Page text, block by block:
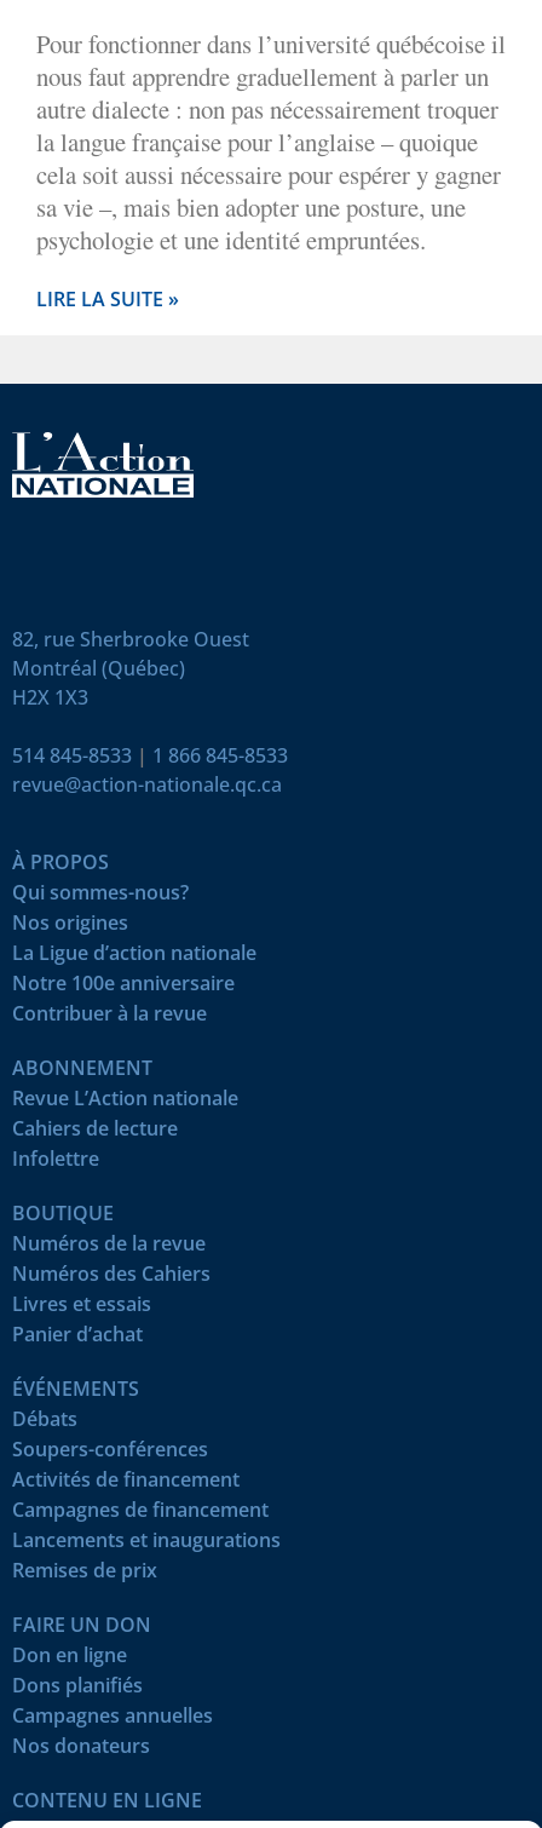
Pour fonctionner dans l’université québécoise il
nous faut apprendre graduellement à parler un
autre dialecte : non pas nécessairement troquer
la langue française pour l’anglaise – quoique
cela soit aussi nécessaire pour espérer y gagner
sa vie –, mais bien adopter une posture, une
psychologie et une identité empruntées.
LIRE LA SUITE »
82, rue Sherbrooke Ouest
Montréal (Québec)
H2X 1X3
514 845-8533 | 1 866 845-8533
revue@action-nationale.qc.ca
À PROPOS
Qui sommes-nous?
Nos origines
La Ligue d’action nationale
Notre 100e anniversaire
Contribuer à la revue
ABONNEMENT
Revue L’Action nationale
Cahiers de lecture
Infolettre
BOUTIQUE
Numéros de la revue
Numéros des Cahiers
Livres et essais
Panier d’achat
ÉVÉNEMENTS
Débats
Soupers-conférences
Activités de financement
Campagnes de financement
Lancements et inaugurations
Remises de prix
FAIRE UN DON
Don en ligne
Dons planifiés
Campagnes annuelles
Nos donateurs
CONTENU EN LIGNE